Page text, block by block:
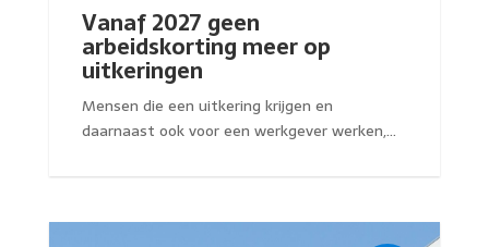
Vanaf 2027 geen
arbeidskorting meer op
uitkeringen
Mensen die een uitkering krijgen en
daarnaast ook voor een werkgever werken,...